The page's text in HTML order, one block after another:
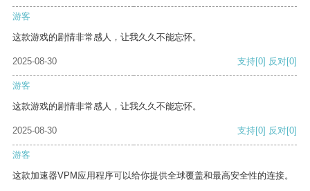
游客
这款游戏的剧情非常感人，让我久久不能忘怀。
2025-08-30 支持[0] 反对[0]
游客
这款游戏的剧情非常感人，让我久久不能忘怀。
2025-08-30 支持[0] 反对[0]
游客
这款加速器VPM应用程序可以给你提供全球覆盖和最高安全性的连接。